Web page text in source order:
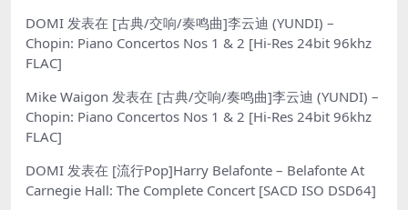
DOMI 发表在 [古典/交响/奏鸣曲]李云迪 (YUNDI) –
Chopin: Piano Concertos Nos 1 & 2 [Hi-Res 24bit 96khz
FLAC]
Mike Waigon 发表在 [古典/交响/奏鸣曲]李云迪 (YUNDI) –
Chopin: Piano Concertos Nos 1 & 2 [Hi-Res 24bit 96khz
FLAC]
DOMI 发表在 [流行Pop]Harry Belafonte – Belafonte At
Carnegie Hall: The Complete Concert [SACD ISO DSD64]